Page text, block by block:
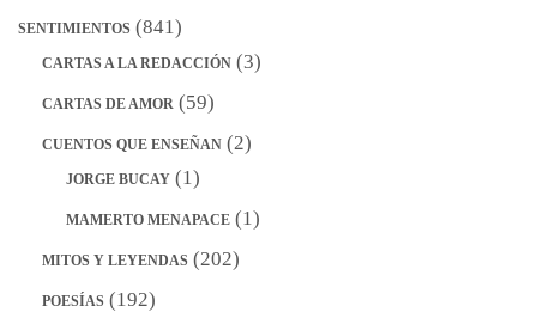
SENTIMIENTOS (841)
CARTAS A LA REDACCIÓN (3)
CARTAS DE AMOR (59)
CUENTOS QUE ENSEÑAN (2)
JORGE BUCAY (1)
MAMERTO MENAPACE (1)
MITOS Y LEYENDAS (202)
POESÍAS (192)